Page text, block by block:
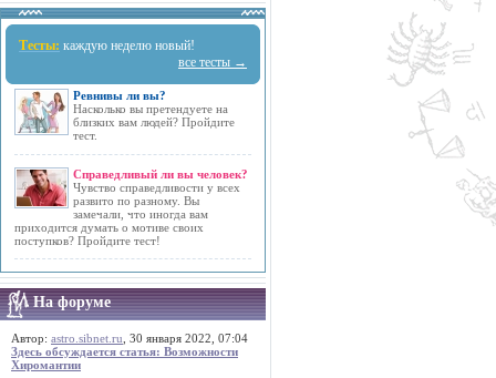
Тесты: каждую неделю новый!
все тесты →
Ревнивы ли вы?
Насколько вы претендуете на
близких вам людей? Пройдите
тест.
Справедливый ли вы человек?
Чувство справедливости у всех
развито по разному. Вы
замечали, что иногда вам
приходится думать о мотиве своих
поступков? Пройдите тест!
На форуме
Автор: astro.sibnet.ru , 30 января 2022, 07:04
Здесь обсуждается статья: Возможности
Хиромантии